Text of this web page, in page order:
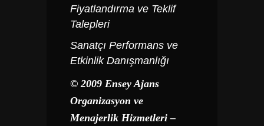
Fiyatlandırma ve Teklif
Talepleri
Sanatçı Performans ve
Etkinlik Danışmanlığı
© 2009 Ensey Ajans
Organizasyon ve
Menajerlik Hizmetleri –